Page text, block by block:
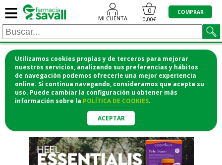
Utilizamos cookies propias y de terceros para mejorar
nuestros servicios, analizando sus preferencias y hábitos
de navegación podemos ofrecerle una mejor experiencia
online. Si continua navegando, consideramos que acepta su
uso. Puede cambiar la configuración u obtener más
información sobre la POLÍTICA DE COOKIES.
ACEPTAR
≡ MI CUENTA
0
0,00€
COMPRAR
¡COMPRA CÓMODAMENTE
DESDE CASA Y RECOGE EN LA
FARMACIA!o si lo prefieres te lo mandamos
a casa